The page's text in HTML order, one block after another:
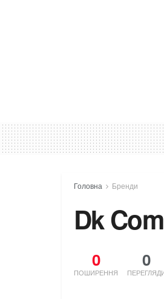
Головна Бренди
Dk
0
ПОШИРЕННЯ
0